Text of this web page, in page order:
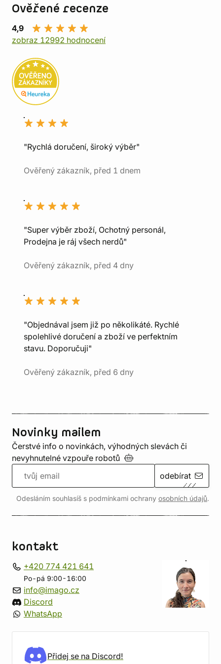
Ověřené recenze
4,9
zobraz 12992 hodnocení
"Rychlá doručení, široký výběr"
Ověřený zákazník, před 1 dnem
"Super výběr zboží, Ochotný personál,
Prodejna je ráj všech nerdů"
Ověřený zákazník, před 4 dny
"Objednával jsem již po několikáté. Rychlé
spolehlivé doručení a zboží ve perfektním
stavu. Doporučuji"
Ověřený zákazník, před 6 dny
Novinky mailem
Čerstvé info o novinkách, výhodných slevách či
nevyhnutelné vzpouře robotů
odebírat
Odesláním souhlasíš s podmínkami ochrany osobních údajů.
kontakt
+420 774 421 641
Po-pá 9:00-16:00
info@imago.cz
Discord
WhatsApp
Přidej se na Discord!